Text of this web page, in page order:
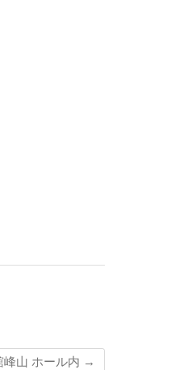
峰山 ホール内 →